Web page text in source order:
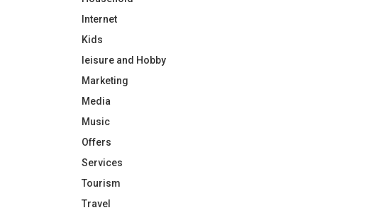
Internet
Kids
leisure and Hobby
Marketing
Media
Music
Offers
Services
Tourism
Travel